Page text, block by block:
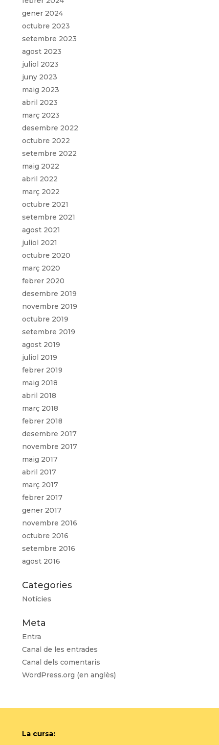
gener 2024
octubre 2023
setembre 2023
agost 2023
juliol 2023
juny 2023
maig 2023
abril 2023
març 2023
desembre 2022
octubre 2022
setembre 2022
maig 2022
abril 2022
març 2022
octubre 2021
setembre 2021
agost 2021
juliol 2021
octubre 2020
març 2020
febrer 2020
desembre 2019
novembre 2019
octubre 2019
setembre 2019
agost 2019
juliol 2019
febrer 2019
maig 2018
abril 2018
març 2018
febrer 2018
desembre 2017
novembre 2017
maig 2017
abril 2017
març 2017
febrer 2017
gener 2017
novembre 2016
octubre 2016
setembre 2016
agost 2016
Categories
Notícies
Meta
Entra
Canal de les entrades
Canal dels comentaris
WordPress.org (en anglès)
La cursa: